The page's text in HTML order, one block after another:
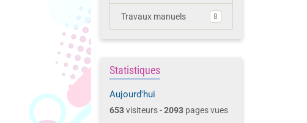
Travaux manuels 8
Statistiques
Aujourd'hui
653visiteurs -2093 pages vues